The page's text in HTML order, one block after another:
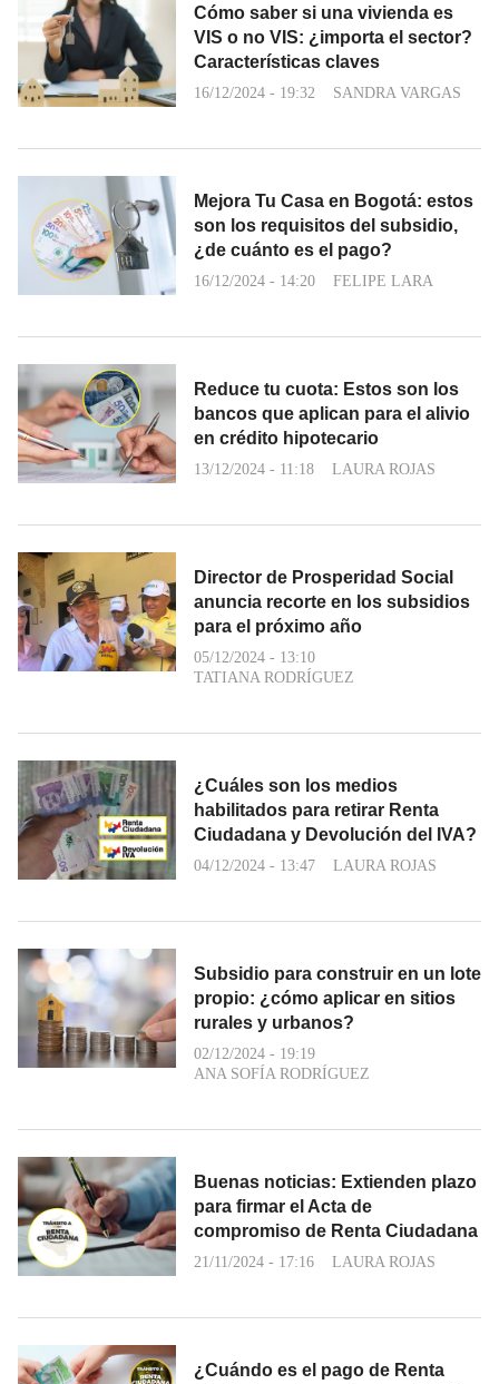
Cómo saber si una vivienda es
VIS o no VIS: ¿importa el sector?
Características claves
16/12/2024 - 19:32 SANDRA VARGAS
Mejora Tu Casa en Bogotá: estos
son los requisitos del subsidio,
¿de cuánto es el pago?
16/12/2024 - 14:20 FELIPE LARA
Reduce tu cuota: Estos son los
bancos que aplican para el alivio
en crédito hipotecario
13/12/2024 - 11:18 LAURA ROJAS
Director de Prosperidad Social
anuncia recorte en los subsidios
para el próximo año
05/12/2024 - 13:10
TATIANA RODRÍGUEZ
¿Cuáles son los medios
habilitados para retirar Renta
Ciudadana y Devolución del IVA?
04/12/2024 - 13:47 LAURA ROJAS
Subsidio para construir en un lote
propio: ¿cómo aplicar en sitios
rurales y urbanos?
02/12/2024 - 19:19
ANA SOFÍA RODRÍGUEZ
Buenas noticias: Extienden plazo
para firmar el Acta de
compromiso de Renta Ciudadana
21/11/2024 - 17:16 LAURA ROJAS
¿Cuándo es el pago de Renta